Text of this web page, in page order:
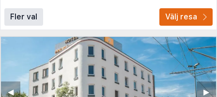
Fler val Välj resa
▶︎
◀︎